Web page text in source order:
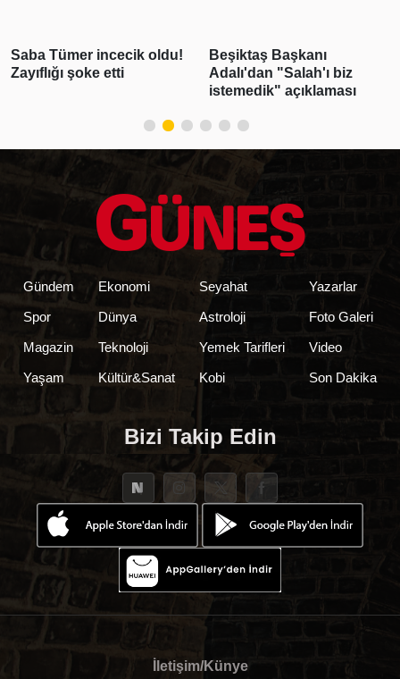
Beşiktaş Başkanı
Adalı'dan "Salah'ı biz
Emlak vergisinde gelecek
yıl için esas alınacak
inşaat maliyet bedelleri
Gündem
Spor
Magazin
Yaşam
Ekonomi
Dünya
Teknoloji
Kültür&Sanat
Seyahat
Astroloji
Yemek Tarifleri
Kobi
Yazarlar
Foto Galeri
Video
Son Dakika
Bizi Takip Edin
İletişim/Künye